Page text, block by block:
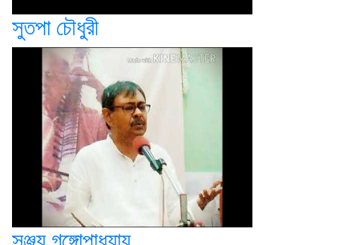
সুতপা চৌধুরী